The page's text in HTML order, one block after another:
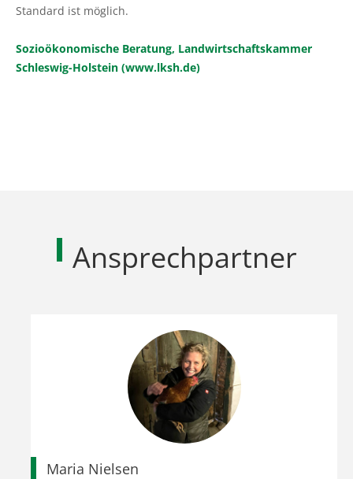
Standard ist möglich.
Sozioökonomische Beratung, Landwirtschaftskammer
Schleswig-Holstein (www.lksh.de)
Ansprechpartner
Maria Nielsen